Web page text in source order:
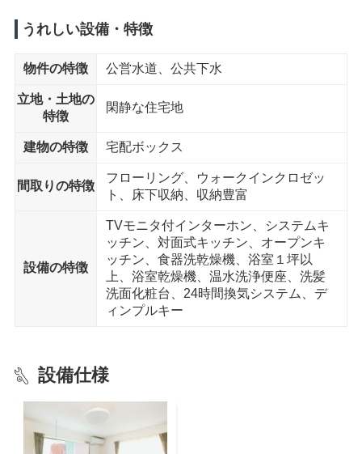
加須市民運動公園 まで11分
うれしい設備・特徴
物件の特徴 公営水道、公共下水
立地・土地の
特徴
閑静な住宅地
建物の特徴 宅配ボックス
間取りの特徴
フローリング、ウォークインクロゼッ
ト、床下収納、収納豊富
設備の特徴
TVモニタ付インターホン、システムキ
ッチン、対面式キッチン、オープンキ
ッチン、食器洗乾燥機、浴室１坪以
上、浴室乾燥機、温水洗浄便座、洗髪
洗面化粧台、24時間換気システム、デ
ィンプルキー
設備仕様